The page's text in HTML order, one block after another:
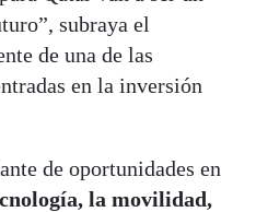
subraya el
de una de las
en la inversión
de oportunidades en
la movilidad,